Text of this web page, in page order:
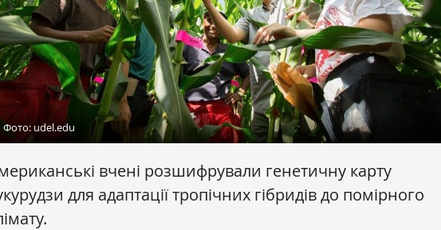
Фото: udel.edu
вчені розшифрували генетичну карту
для адаптації тропічних гібридів до помірного